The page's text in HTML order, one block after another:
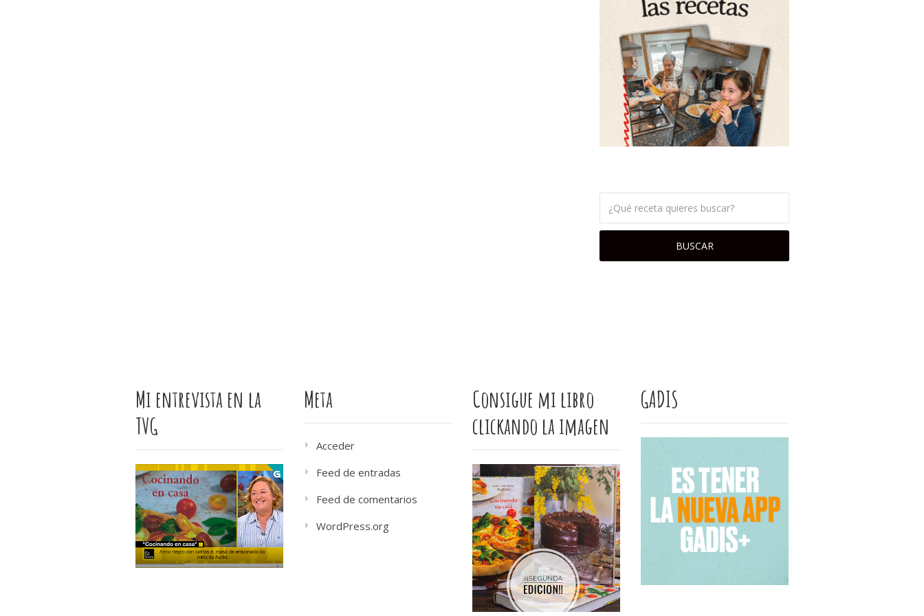
Mi entrevista en la
TVG
Meta
Acceder
Feed de entradas
Feed de comentarios
WordPress.org
Consigue mi libro
clickando la imagen
GADIS